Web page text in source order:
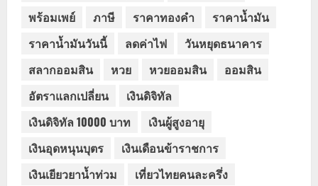
พร้อมเพย์
ภาษี ราคาทองคำ
ราคาน้ำมัน
ราคาน้ำมันวันนี้
ลดค่าไฟ
วันหยุดธนาคาร
สลากออมสิน
หวย หวยออมสิน
ออมสิน
อัตราแลกเปลี่ยน
เงินดิจิทัล
เงินดิจิทัล 10000 บาท
เงินผู้สูงอายุ
เงินอุดหนุนบุตร
เงินเดือนข้าราชการ
เงินเยียวยาน้ำท่วม
เที่ยวไทยคนละครึ่ง